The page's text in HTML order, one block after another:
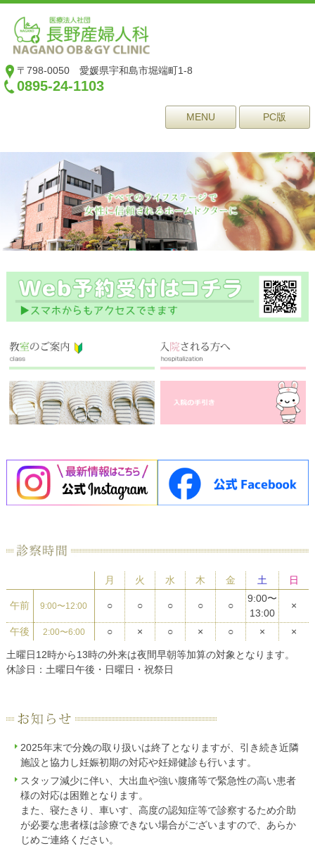
〒798-0050 愛媛県宇和島市堀端町1-8
0895-24-1103
MENU PC版
月 火 水 木 金 土 日
午前 9:00〜12:00 ○ ○ ○ ○ ○
9:00〜
13:00
×
午後 2:00〜6:00 ○ × ○ × ○ × ×
土曜日12時から13時の外来は夜間早朝等加算の対象となります。
休診日：土曜日午後・日曜日・祝祭日
2025年末で分娩の取り扱いは終了となりますが、引き続き近隣
施設と協力し妊娠初期の対応や妊婦健診も行います。
スタッフ減少に伴い、大出血や強い腹痛等で緊急性の高い患者
様の対応は困難となります。
また、寝たきり、車いす、高度の認知症等で診察するため介助
が必要な患者様は診療できない場合がございますので、あらか
じめご連絡ください。